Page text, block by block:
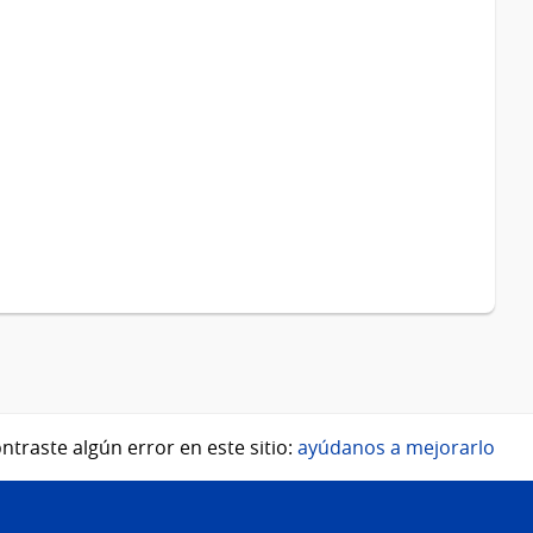
algún error en este sitio: ayúdanos a mejorarlo